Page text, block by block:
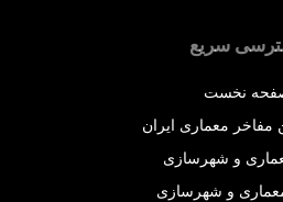
سریع
معماری ایران
و شهرسازی
و شهرسازی